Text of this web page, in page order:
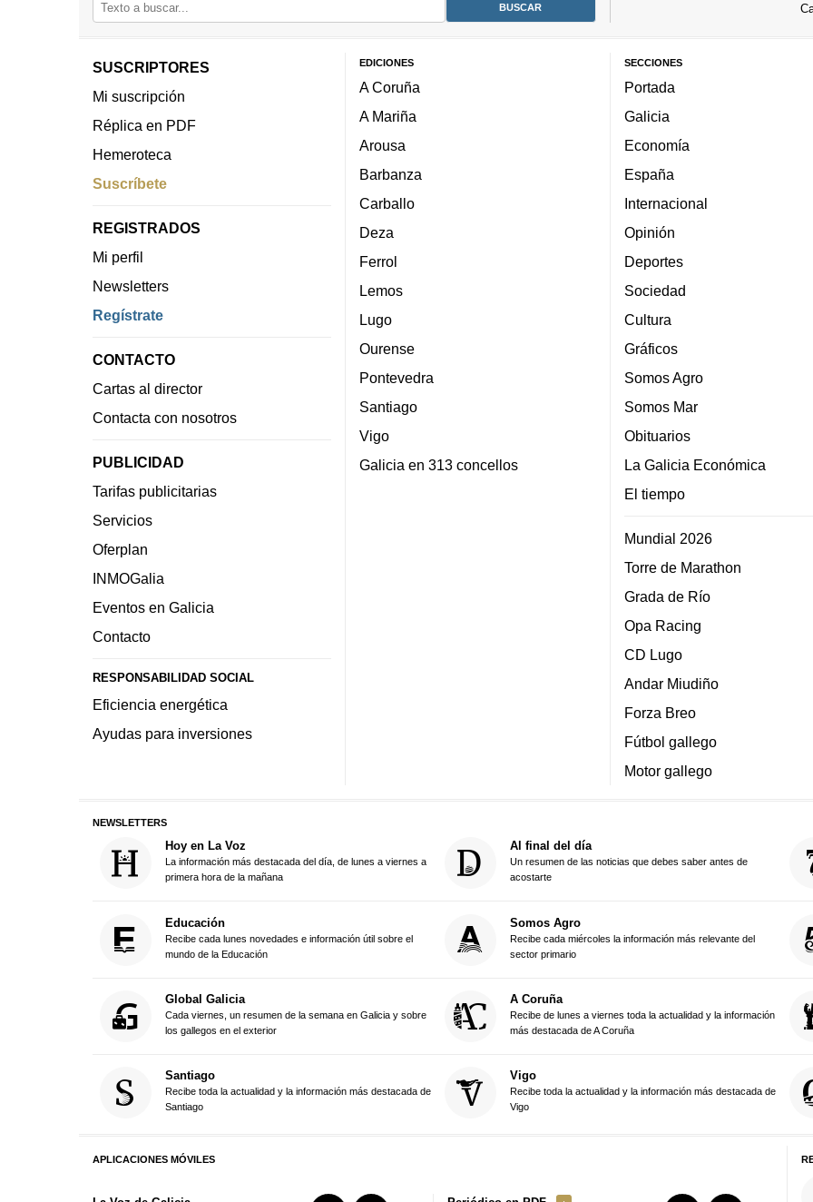
SUSCRIPTORES
Mi suscripción
Réplica en PDF
Hemeroteca
Suscríbete
REGISTRADOS
Mi perfil
Newsletters
Regístrate
CONTACTO
Cartas al director
Contacta con nosotros
PUBLICIDAD
Tarifas publicitarias
Servicios
Oferplan
INMOGalia
Eventos en Galicia
Contacto
RESPONSABILIDAD SOCIAL
Eficiencia energética
Ayudas para inversiones
EDICIONES
A Coruña
A Mariña
Arousa
Barbanza
Carballo
Deza
Ferrol
Lemos
Lugo
Ourense
Pontevedra
Santiago
Vigo
Galicia en 313 concellos
SECCIONES
Portada
Galicia
Economía
España
Internacional
Opinión
Deportes
Sociedad
Cultura
Gráficos
Somos Agro
Somos Mar
Obituarios
La Galicia Económica
El tiempo
Mundial 2026
Torre de Marathon
Grada de Río
Opa Racing
CD Lugo
Andar Miudiño
Forza Breo
Fútbol gallego
Motor gallego
NEWSLETTERS
Hoy en La Voz
La información más destacada del día, de lunes a viernes a
primera hora de la mañana
Al final del día
Un resumen de las noticias que debes saber antes de
acostarte
Educación
Recibe cada lunes novedades e información útil sobre el
mundo de la Educación
Somos Agro
Recibe cada miércoles la información más relevante del
sector primario
Global Galicia
Cada viernes, un resumen de la semana en Galicia y sobre
los gallegos en el exterior
A Coruña
Recibe de lunes a viernes toda la actualidad y la información
más destacada de A Coruña
Santiago
Recibe toda la actualidad y la información más destacada de
Santiago
Vigo
Recibe toda la actualidad y la información más destacada de
Vigo
APLICACIONES MÓVILES